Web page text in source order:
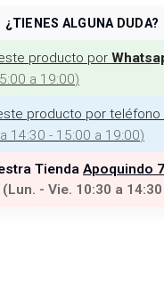
¿TIENES ALGUNA DUDA?
producto por
a 19:00)
producto por teléfono
14:30 - 15:00 a 19:00)
Tienda Apoquindo
(Lun. - Vie. 10:30 a